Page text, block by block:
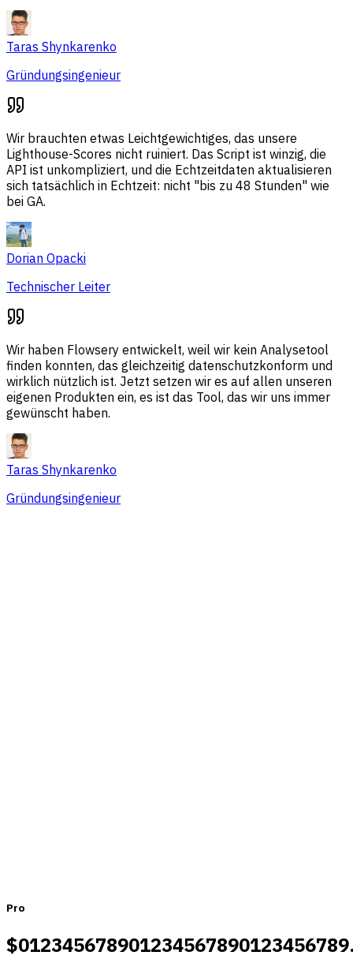
Taras Shynkarenko
Gründungsingenieur
Wir brauchten etwas Leichtgewichtiges, das unsere
Lighthouse-Scores nicht ruiniert. Das Script ist winzig, die
API ist unkompliziert, und die Echtzeitdaten aktualisieren
sich tatsächlich in Echtzeit: nicht "bis zu 48 Stunden" wie
bei GA.
Dorian Opacki
Technischer Leiter
Wir haben Flowsery entwickelt, weil wir kein Analysetool
finden konnten, das gleichzeitig datenschutzkonform und
wirklich nützlich ist. Jetzt setzen wir es auf allen unseren
eigenen Produkten ein, es ist das Tool, das wir uns immer
gewünscht haben.
Taras Shynkarenko
Gründungsingenieur
Übersicht Session-Probleme
Pro
$012345678901234567890123456789